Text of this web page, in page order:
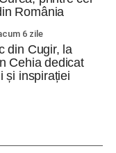
România
6 zile
din Cugir, la
Cehia dedicat
și inspirației